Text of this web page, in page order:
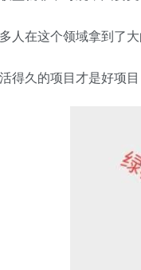
人在这个领域拿到了
得久的项目才是好项